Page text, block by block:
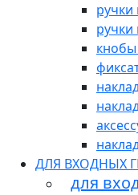
ручки
ручки
ДЛЯ ВХОДНЫХ
для